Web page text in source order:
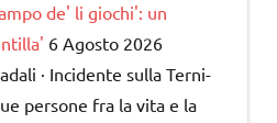
de' li giochi': un
6 Agosto 2026
· Incidente sulla Terni-
persone fra la vita e la